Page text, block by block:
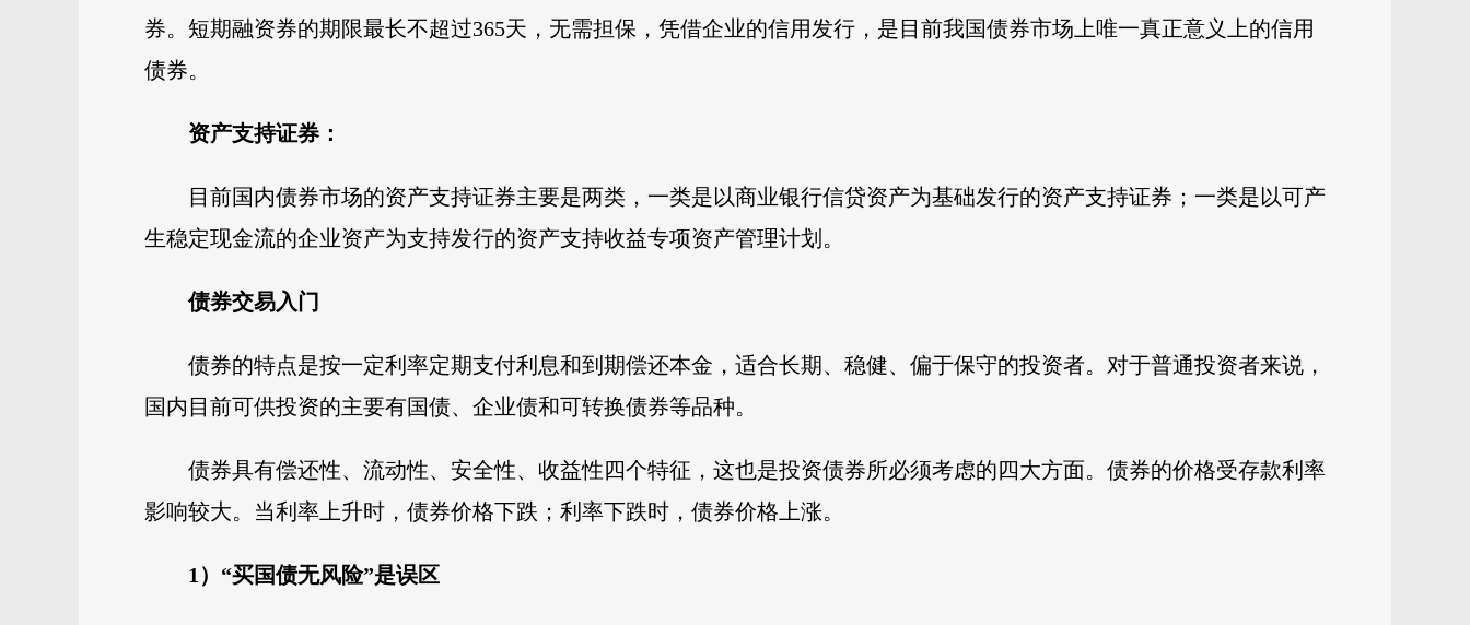
券。短期融资券的期限最长不超过365天，无需担保，凭借企业的信用发行，是目前我国债券市场上唯一真正意义上的信用
债券。
资产支持证券：
目前国内债券市场的资产支持证券主要是两类，一类是以商业银行信贷资产为基础发行的资产支持证券；一类是以可产
生稳定现金流的企业资产为支持发行的资产支持收益专项资产管理计划。
债券交易入门
债券的特点是按一定利率定期支付利息和到期偿还本金，适合长期、稳健、偏于保守的投资者。对于普通投资者来说，
国内目前可供投资的主要有国债、企业债和可转换债券等品种。
债券具有偿还性、流动性、安全性、收益性四个特征，这也是投资债券所必须考虑的四大方面。债券的价格受存款利率
影响较大。当利率上升时，债券价格下跌；利率下跌时，债券价格上涨。
1）“买国债无风险”是误区